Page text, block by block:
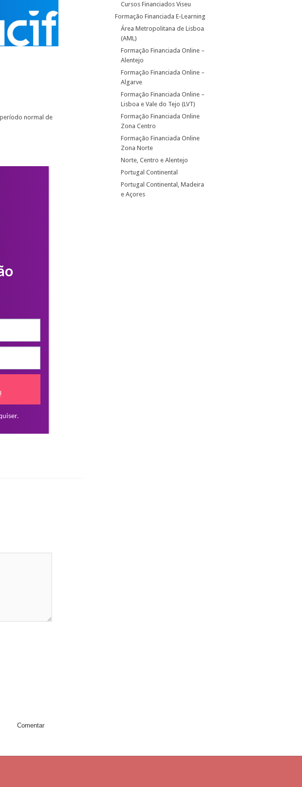
normal de
Cursos Financiados Viseu
Formação Financiada E-Learning
Área Metropolitana de Lisboa
(AML)
Formação Financiada Online –
Alentejo
Formação Financiada Online –
Algarve
Formação Financiada Online –
Lisboa e Vale do Tejo (LVT)
Formação Financiada Online
Zona Centro
Formação Financiada Online
Zona Norte
Norte, Centro e Alentejo
Portugal Continental
Portugal Continental, Madeira
e Açores